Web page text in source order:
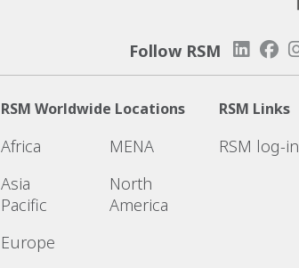
Follow RSM
RSM Worldwide Locations
Africa
Asia
Pacific
Europe
MENA
North
America
RSM Links
RSM log-in